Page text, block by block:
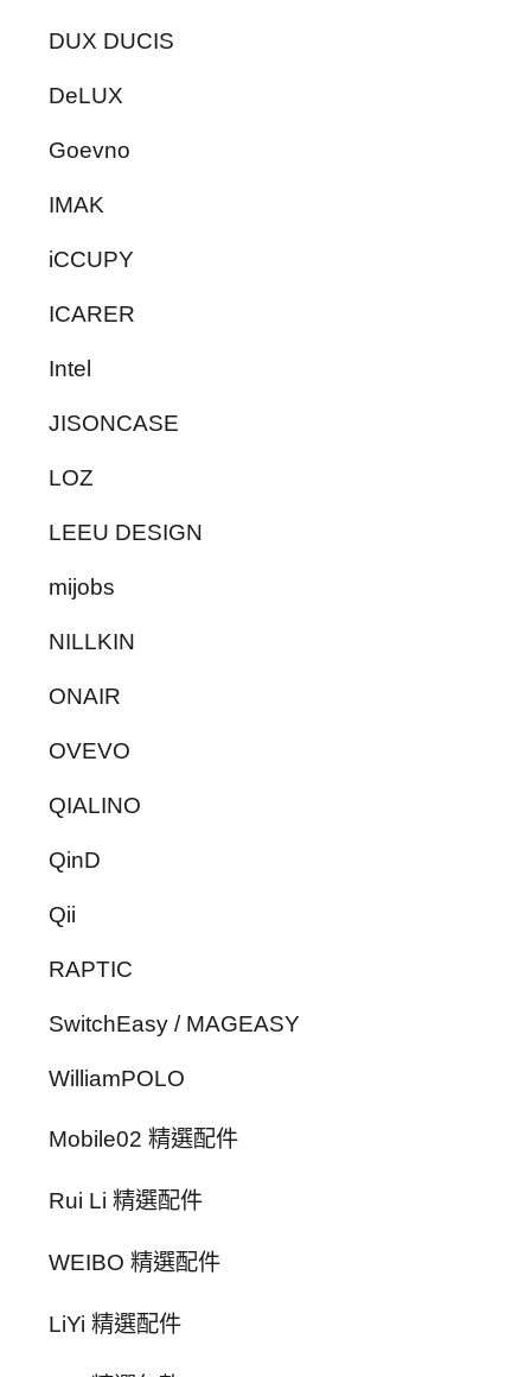
DUX DUCIS
DeLUX
Goevno
IMAK
iCCUPY
ICARER
Intel
JISONCASE
LOZ
LEEU DESIGN
mijobs
NILLKIN
ONAIR
OVEVO
QIALINO
QinD
Qii
RAPTIC
SwitchEasy / MAGEASY
WilliamPOLO
Mobile02 精選配件
Rui Li 精選配件
WEIBO 精選配件
LiYi 精選配件